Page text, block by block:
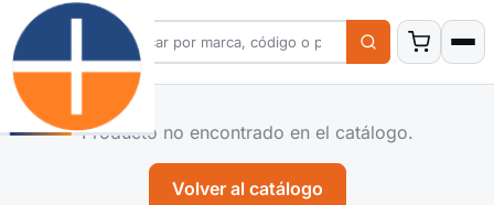
Producto no encontrado en el catálogo.
Volver al catálogo